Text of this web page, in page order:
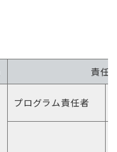
責任
プログラム責任者